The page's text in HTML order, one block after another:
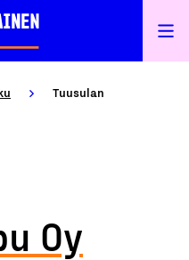
Tuusulan
Oy